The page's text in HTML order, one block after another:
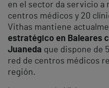
en el sector da servicio a
centros médicos y 20
Vithas mantiene
estratégico en Baleares
Juaneda que dispone de
red de centros médicos
región.